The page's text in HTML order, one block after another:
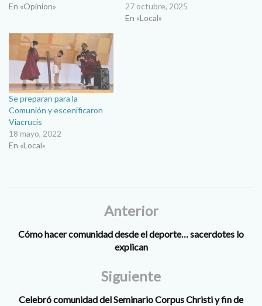
En «Opinion»
27 octubre, 2025
En «Local»
Se preparan para la
Comunión y escenificaron
Viacrucis
18 mayo, 2022
En «Local»
Anterior
Cómo hacer comunidad desde el deporte… sacerdotes lo
explican
Siguiente
Celebró comunidad del Seminario Corpus Christi y fin de